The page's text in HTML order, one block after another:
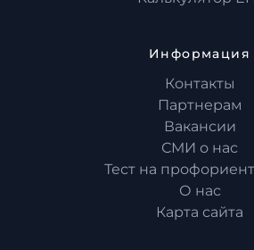
Информация
Контакты
Партнерам
Вакансии
СМИ о нас
Тест на
О нас
Карта сайта